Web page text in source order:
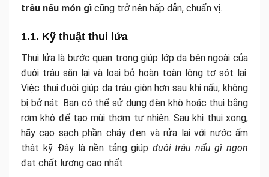
trâu nấu món gì cũng trở nên hấp dẫn, chuẩn vị.
1.1. Kỹ thuật thui lửa
Thui lửa là bước quan trọng giúp lớp da bên ngoài của
đuôi trâu săn lại và loại bỏ hoàn toàn lông tơ sót lại.
Việc thui đuôi giúp da trâu giòn hơn sau khi nấu, không
bị bở nát. Bạn có thể sử dụng đèn khò hoặc thui bằng
rơm khô để tạo mùi thơm tự nhiên. Sau khi thui xong,
hãy cạo sạch phần cháy đen và rửa lại với nước ấm
thật kỹ. Đây là nền tảng giúp đuôi trâu nấu gì ngon
đạt chất lượng cao nhất.